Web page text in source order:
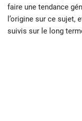
faire une tendance
l’origine sur ce sujet,
suivis sur le long